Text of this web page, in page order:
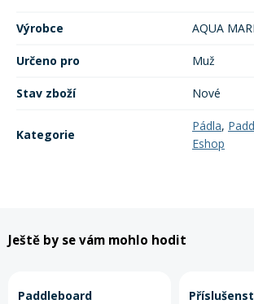
Výrobce AQUA
Určeno pro Muž
Stav zboží Nové
Kategorie
Pádla,
Eshop
Ještě by se vám mohlo hodit
Paddleboard